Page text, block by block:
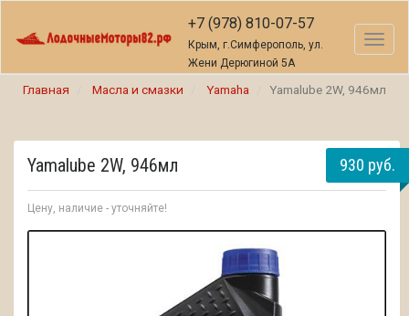
+7 (978) 810-07-57
Крым, г.Симферополь, ул.
Жени Дерюгиной 5А
Главная Масла и смазки Yamaha Yamalube 2W, 946мл
Yamalube 2W, 946мл
Цену, наличие - уточняйте!
930 руб.